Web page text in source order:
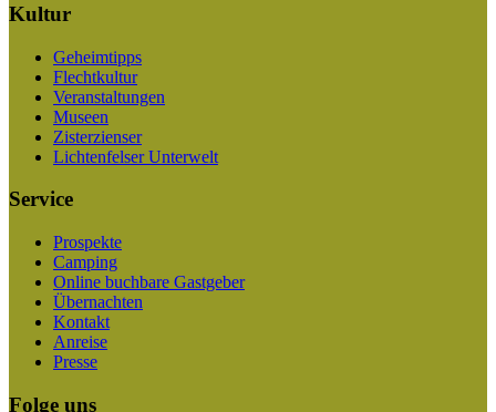
Kultur
Geheimtipps
Flechtkultur
Veranstaltungen
Museen
Zisterzienser
Lichtenfelser Unterwelt
Service
Prospekte
Camping
Online buchbare Gastgeber
Übernachten
Kontakt
Anreise
Presse
Folge uns